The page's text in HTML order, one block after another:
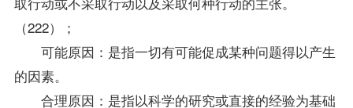
（222）；
可能原因：是指一切有可能促成某种问题得以产生
的因素。
合理原因：是指以科学的研究或直接的经验为基础